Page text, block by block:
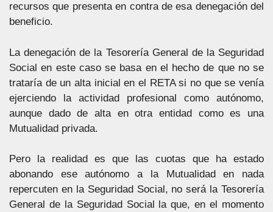
recursos que presenta en contra de esa denegación del
beneficio.
La denegación de la Tesorería General de la Seguridad
Social en este caso se basa en el hecho de que no se
trataría de un alta inicial en el RETA si no que se venía
ejerciendo la actividad profesional como autónomo,
aunque dado de alta en otra entidad como es una
Mutualidad privada.
Pero la realidad es que las cuotas que ha estado
abonando ese autónomo a la Mutualidad en nada
repercuten en la Seguridad Social, no será la Tesorería
General de la Seguridad Social la que, en el momento